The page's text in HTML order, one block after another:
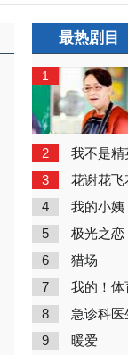
最热剧目
1
2 我不是精
3 花谢花飞
4 我的小姨
5 极光之恋
6 猎场
7 我的！体
8 急诊科医
9 暖爱